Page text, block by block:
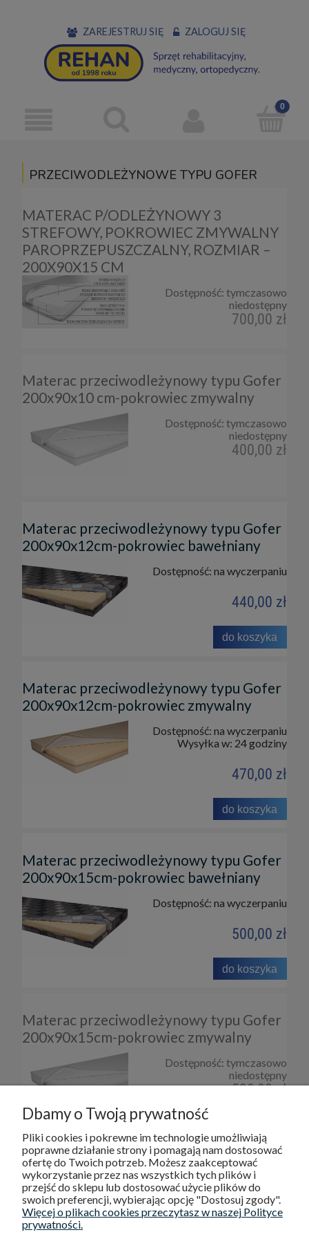
ZAREJESTRUJ SIĘ ZALOGUJ SIĘ
PRZECIWODLEŻYNOWE TYPU GOFER
MATERAC P/ODLEŻYNOWY 3
STREFOWY, POKROWIEC ZMYWALNY
PAROPRZEPUSZCZALNY, ROZMIAR –
200X90X15 CM
Dostępność: tymczasowo
niedostępny
700,00 zł
Materac przeciwodleżynowy typu Gofer
200x90x10 cm-pokrowiec zmywalny
Dostępność: tymczasowo
niedostępny
400,00 zł
Materac przeciwodleżynowy typu Gofer
200x90x12cm-pokrowiec bawełniany
Dostępność: na wyczerpaniu
440,00 zł
do koszyka
Materac przeciwodleżynowy typu Gofer
200x90x12cm-pokrowiec zmywalny
Dostępność: na wyczerpaniu
Wysyłka w: 24 godziny
470,00 zł
do koszyka
Materac przeciwodleżynowy typu Gofer
200x90x15cm-pokrowiec bawełniany
Dostępność: na wyczerpaniu
500,00 zł
do koszyka
Materac przeciwodleżynowy typu Gofer
200x90x15cm-pokrowiec zmywalny
Dostępność: tymczasowo
niedostępny
530,00 zł
DOSTAWA I PŁATNOŚCI
POMOC
Dbamy o Twoją prywatność
Pliki cookies i pokrewne im technologie umożliwiają
poprawne działanie strony i pomagają nam dostosować
ofertę do Twoich potrzeb. Możesz zaakceptować
wykorzystanie przez nas wszystkich tych plików i
przejść do sklepu lub dostosować użycie plików do
swoich preferencji, wybierając opcję "Dostosuj zgody".
Więcej o plikach cookies przeczytasz w naszej Polityce
prywatności.